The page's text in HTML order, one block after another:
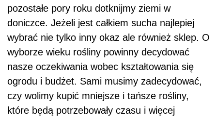
pozostałe pory roku dotknijmy ziemi w
doniczce. Jeżeli jest całkiem sucha najlepiej
wybrać nie tylko inny okaz ale również sklep. O
wyborze wieku rośliny powinny decydować
nasze oczekiwania wobec kształtowania się
ogrodu i budżet. Sami musimy zadecydować,
czy wolimy kupić mniejsze i tańsze rośliny,
które będą potrzebowały czasu i więcej